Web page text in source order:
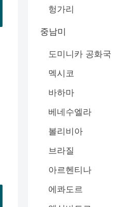
헝가리
중남미
도미니카 공화국
멕시코
바하마
베네수엘라
볼리비아
브라질
아르헨티나
에콰도르